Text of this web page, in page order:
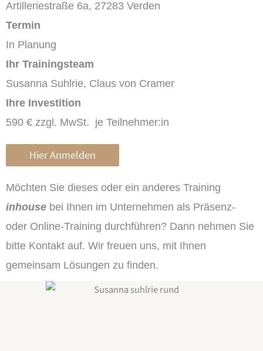
Artilleriestraße 6a, 27283 Verden
Termin
In Planung
Ihr Trainingsteam
Susanna Suhlrie, Claus von Cramer
Ihre Investition
590 € zzgl. MwSt. je Teilnehmer:in
Hier Anmelden
Möchten Sie dieses oder ein anderes Training
inhouse bei Ihnen im Unternehmen als Präsenz-
oder Online-Training durchführen? Dann nehmen Sie
bitte Kontakt auf. Wir freuen uns, mit Ihnen
gemeinsam Lösungen zu finden.